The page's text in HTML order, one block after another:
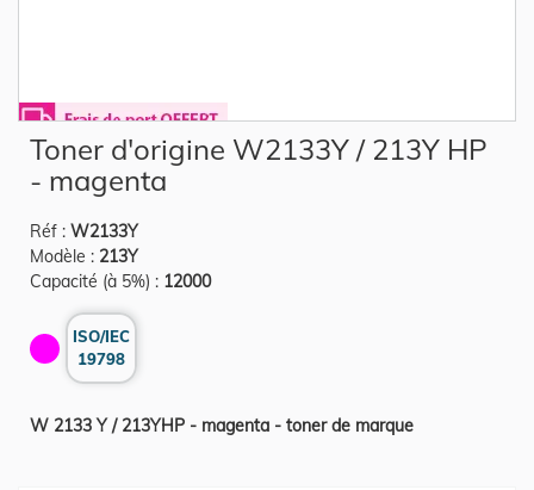
the
beginning
images
gallery
Toner d'origine W2133Y / 213Y HP
- magenta
Réf : W2133Y
Modèle : 213Y
Capacité (à 5%) : 12000
ISO/IEC
19798
W 2133 Y / 213YHP - magenta - toner de marque